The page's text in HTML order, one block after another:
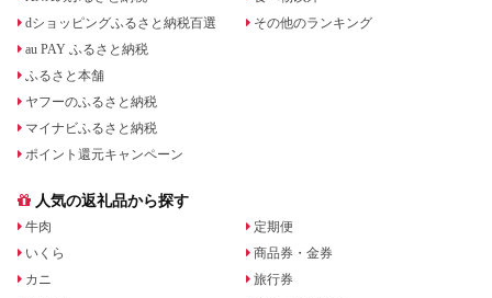
dショッピングふるさと納税百選
au PAY ふるさと納税
ふるさと本舗
ヤフーのふるさと納税
マイナビふるさと納税
ポイント還元キャンペーン
その他のランキング
人気の返礼品から探す
牛肉
いくら
カニ
定期便
商品券・金券
旅行券